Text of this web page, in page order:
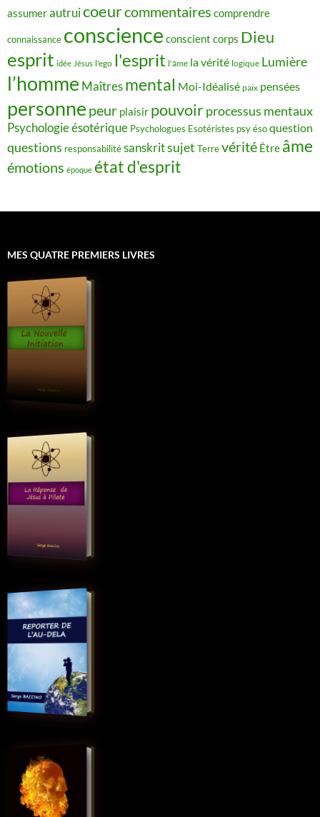
assumerautruicoeurcommentaires comprendre
connaissance conscience conscient corps Dieu
esprit idée Jésus l'ego l'esprit l'âme la vérité logique Lumière
l’homme Maîtres mental Moi-Idéalisé paix pensées
personne peur plaisir pouvoirprocessus mentaux
Psychologie ésotérique Psychologues Esotéristes psy ésoquestion
questions responsabilitésanskritsujet Terrevérité Être âme
émotions époque état d'esprit
MES QUATRE PREMIERS LIVRES